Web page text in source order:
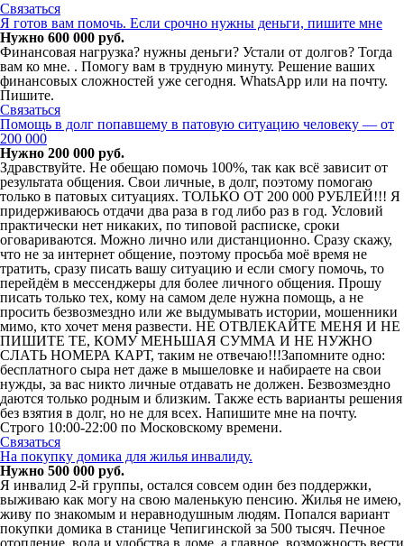
Связаться
Я готов вам помочь. Если срочно нужны деньги, пишите мне
Нужно 600 000 руб.
Финансовая нагрузка? нужны деньги? Устали от долгов? Тогда
вам ко мне. . Помогу вам в трудную минуту. Решение ваших
финансовых сложностей уже сегодня. WhatsApp или на почту.
Пишите.
Связаться
Помощь в долг попавшему в патовую ситуацию человеку — от
200 000
Нужно 200 000 руб.
Здравствуйте. Не обещаю помочь 100%, так как всё зависит от
результата общения. Свои личные, в долг, поэтому помогаю
только в патовых ситуациях. ТОЛЬКО ОТ 200 000 РУБЛЕЙ!!! Я
придерживаюсь отдачи два раза в год либо раз в год. Условий
практически нет никаких, по типовой расписке, сроки
оговариваются. Можно лично или дистанционно. Сразу скажу,
что не за интернет общение, поэтому просьба моё время не
тратить, сразу писать вашу ситуацию и если смогу помочь, то
перейдём в мессенджеры для более личного общения. Прошу
писать только тех, кому на самом деле нужна помощь, а не
просить безвозмездно или же выдумывать истории, мошенники
мимо, кто хочет меня развести. НЕ ОТВЛЕКАЙТЕ МЕНЯ И НЕ
ПИШИТЕ ТЕ, КОМУ МЕНЬШАЯ СУММА И НЕ НУЖНО
СЛАТЬ НОМЕРА КАРТ, таким не отвечаю!!!Запомните одно:
бесплатного сыра нет даже в мышеловке и набираете на свои
нужды, за вас никто личные отдавать не должен. Безвозмездно
даются только родным и близким. Также есть варианты решения
без взятия в долг, но не для всех. Напишите мне на почту.
Строго 10:00-22:00 по Московскому времени.
Связаться
На покупку домика для жилья инвалиду.
Нужно 500 000 руб.
Я инвалид 2-й группы, остался совсем один без поддержки,
выживаю как могу на свою маленькую пенсию. Жилья не имею,
живу по знакомым и неравнодушным людям. Попался вариант
покупки домика в станице Чепигинской за 500 тысяч. Печное
отопление, вода и удобства в доме, а главное, возможность вести